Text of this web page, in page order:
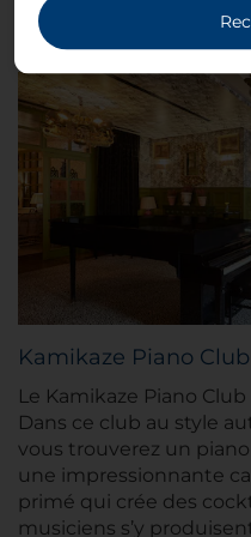
Kamikaze Piano Club
Le Kamikaze Piano
Dans ce club au style
vous trouverez un
une impressionnante
primé qui crée des
musiciens s’y